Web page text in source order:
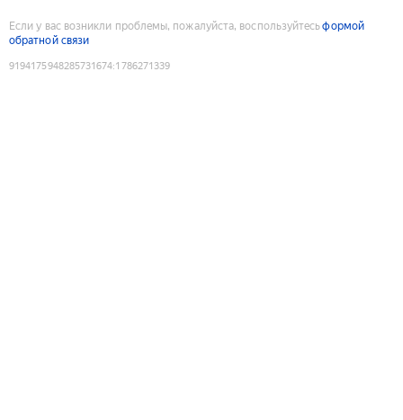
Если у вас возникли проблемы, пожалуйста, воспользуйтесьформой
обратной связи
9194175948285731674:1786271339